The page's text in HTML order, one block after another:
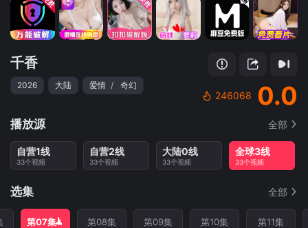
千香
2026 大陆 爱情 / 奇幻
246068 0.0
播放源 全部
自营1线
33个视频
自营2线
33个视频
大陆0线
33个视频
全球3线
33个视频
选集 全部
第07集 第08集 第09集 第10集 第11集